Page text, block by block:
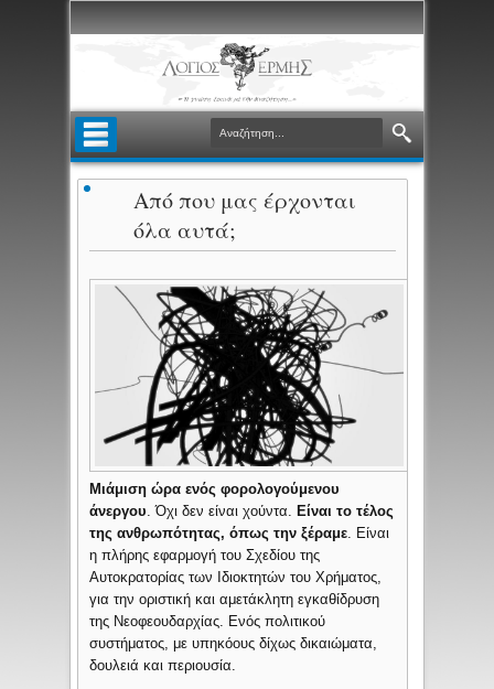
Από που μας έρχονται
όλα αυτά;
Μιάμιση ώρα ενός φορολογούμενου
άνεργου. Όχι δεν είναι χούντα. Είναι το τέλος
της ανθρωπότητας, όπως την ξέραμε. Είναι
η πλήρης εφαρμογή του Σχεδίου της
Αυτοκρατορίας των Ιδιοκτητών του Χρήματος,
για την οριστική και αμετάκλητη εγκαθίδρυση
της Νεοφεουδαρχίας. Ενός πολιτικού
συστήματος, με υπηκόους δίχως δικαιώματα,
δουλειά και περιουσία.